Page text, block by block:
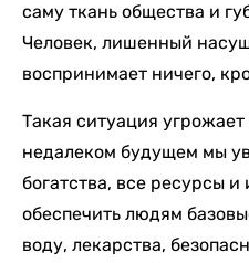
саму ткань общества и
Человек, лишенный
воспринимает ничего,
Такая ситуация
недалеком будущем мы
богатства, все ресурсы
обеспечить людям
воду, лекарства,